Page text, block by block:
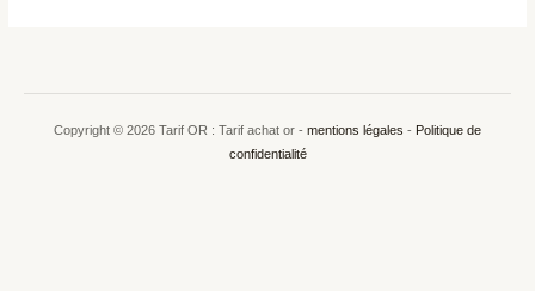
Copyright © 2026 Tarif OR : Tarif achat or - mentions légales - Politique de
confidentialité